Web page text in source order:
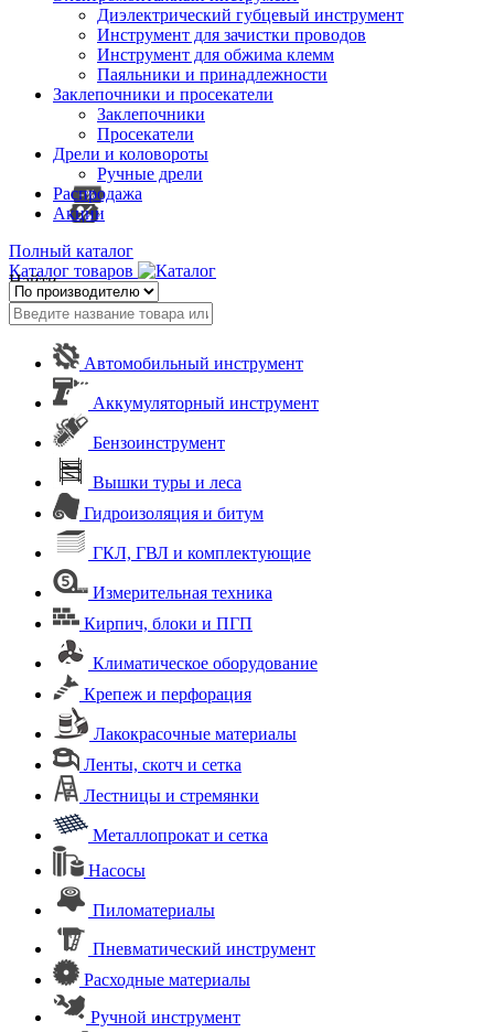
Диэлектрический губцевый инструмент
Инструмент для зачистки проводов
Инструмент для обжима клемм
Паяльники и принадлежности
Заклепочники и просекатели
Заклепочники
Просекатели
Дрели и коловороты
Ручные дрели
Распродажа
Акции
Полный каталог
Каталог товаров
Найти
Автомобильный инструмент
Аккумуляторный инструмент
Бензоинструмент
Вышки туры и леса
Гидроизоляция и битум
ГКЛ, ГВЛ и комплектующие
Измерительная техника
Кирпич, блоки и ПГП
Климатическое оборудование
Крепеж и перфорация
Лакокрасочные материалы
Ленты, скотч и сетка
Лестницы и стремянки
Металлопрокат и сетка
Насосы
Пиломатериалы
Пневматический инструмент
Расходные материалы
Ручной инструмент